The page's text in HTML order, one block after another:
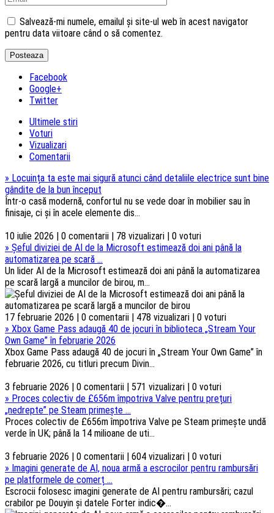
Salvează-mi numele, emailul și site-ul web în acest navigator
pentru data viitoare când o să comentez.
Facebook
Google+
Twitter
Ultimele stiri
Voturi
Vizualizari
Comentarii
» Locuința ta este mai sigură atunci când detaliile electrice sunt bine
gândite de la bun început
Într-o casă modernă, confortul nu se vede doar în mobilier sau în
finisaje, ci și în acele elemente dis...
10 iulie 2026 | 0 comentarii | 78 vizualizari | 0 voturi
» Șeful diviziei de AI de la Microsoft estimează doi ani până la
automatizarea pe scară ...
Un lider AI de la Microsoft estimează doi ani până la automatizarea
pe scară largă a muncilor de birou, m...
17 februarie 2026 | 0 comentarii | 478 vizualizari | 0 voturi
» Xbox Game Pass adaugă 40 de jocuri în biblioteca „Stream Your
Own Game” în februarie 2026
Xbox Game Pass adaugă 40 de jocuri în „Stream Your Own Game” în
februarie 2026, cu titluri precum Divin...
3 februarie 2026 | 0 comentarii | 571 vizualizari | 0 voturi
» Proces colectiv de £656m împotriva Valve pentru prețuri
„nedrepte” pe Steam primește ...
Proces colectiv de £656m împotriva Valve pe Steam primește undă
verde în UK; până la 14 milioane de uti...
3 februarie 2026 | 0 comentarii | 604 vizualizari | 0 voturi
» Imagini generate de AI, noua armă a escrocilor pentru rambursări
pe platformele de comerț ...
Escrocii folosesc imagini generate de AI pentru rambursări; cazul
crabilor pe Douyin și datele Forter indic�...